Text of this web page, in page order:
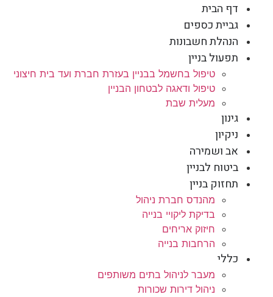
דף הבית
גביית כספים
הנהלת חשבונות
תפעול בניין
טיפול בחשמל בבניין בעזרת חברת ועד בית חיצוני
טיפול ודאגה לבטחון הבניין
מעלית שבת
גינון
ניקיון
אב ושמירה
ביטוח לבניין
תחזוק בניין
מהנדס חברת ניהול
בדיקת ליקויי בנייה
חיזוק אריחים
הרחבות בנייה
כללי
מעבר לניהול בתים משותפים
ניהול דירות שכורות